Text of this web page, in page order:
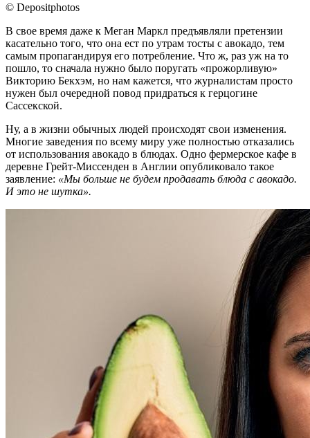
© Depositphotos
В свое время даже к Меган Маркл предъявляли претензии
касательно того, что она ест по утрам тосты с авокадо, тем
самым пропагандируя его потребление. Что ж, раз уж на то
пошло, то сначала нужно было поругать «прожорливую»
Викторию Бекхэм, но нам кажется, что журналистам просто
нужен был очередной повод придраться к герцогине
Сассекской.
Ну, а в жизни обычных людей происходят свои изменения.
Многие заведения по всему миру уже полностью отказались
от использования авокадо в блюдах. Одно фермерское кафе в
деревне Грейт-Миссенден в Англии опубликовало такое
заявление: «Мы больше не будем продавать блюда с авокадо.
И это не шутка».